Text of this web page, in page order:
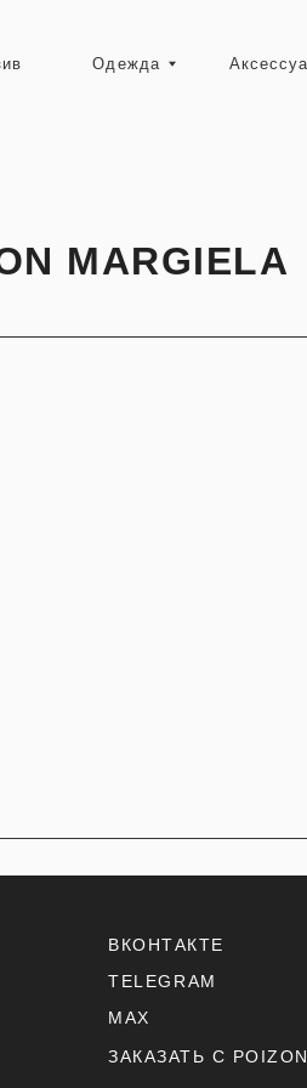
Аксессуары
MARGIELA
ВКОНТАКТЕ
TELEGRAM
MAX
ЗАКАЗАТЬ С POIZON